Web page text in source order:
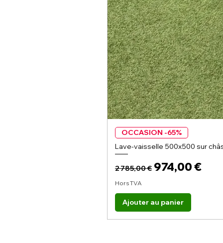
OCCASION -65%
Lave-vaisselle 500x500 sur
Prix original
2 785,00 € Prix
974,00 €
Hors TVA
Ajouter au panier